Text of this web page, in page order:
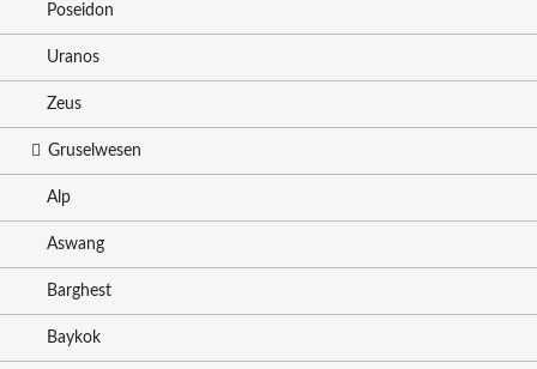
Poseidon
Uranos
Zeus
Gruselwesen
Alp
Aswang
Barghest
Baykok